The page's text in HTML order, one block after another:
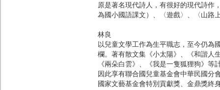
原是著名現代詩人，有很好的現代詩作
為國小國語課文）、〈遊戲〉、〈山路
林良
以兒童文學工作為生平職志，至今仍為
欄。著有散文集《小太陽》、《和諧人
《兩朵白雲》、《我是一隻狐狸狗》
因此享有聯合國兒童基金會中華民國分
國家文藝基金會特別貢獻獎、金鼎獎終